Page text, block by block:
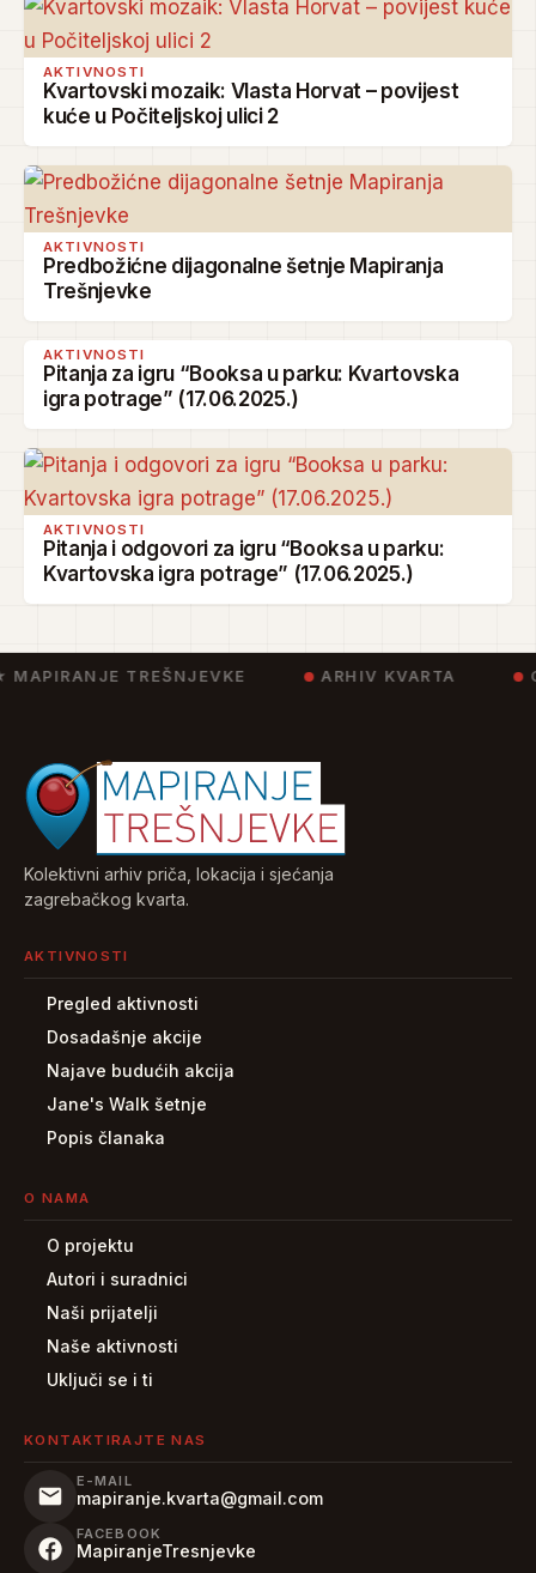
AKTIVNOSTI
Kvartovski mozaik: Vlasta Horvat – povijest
kuće u Počiteljskoj ulici 2
AKTIVNOSTI
Predbožićne dijagonalne šetnje Mapiranja
Trešnjevke
AKTIVNOSTI
Pitanja za igru “Booksa u parku: Kvartovska
igra potrage” (17.06.2025.)
AKTIVNOSTI
Pitanja i odgovori za igru “Booksa u parku:
Kvartovska igra potrage” (17.06.2025.)
TREŠNJEVKE ARHIV KVARTA
Kolektivni arhiv priča, lokacija i sjećanja
zagrebačkog kvarta.
AKTIVNOSTI
Pregled aktivnosti
Dosadašnje akcije
Najave budućih akcija
Jane's Walk šetnje
Popis članaka
O NAMA
O projektu
Autori i suradnici
Naši prijatelji
Naše aktivnosti
Uključi se i ti
KONTAKTIRAJTE NAS
E-MAIL
mapiranje.kvarta@gmail.com
FACEBOOK
MapiranjeTresnjevke